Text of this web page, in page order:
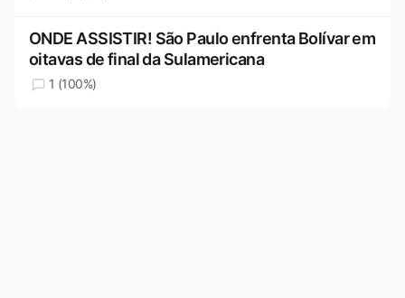
ONDE ASSISTIR! São Paulo enfrenta Bolívar em
oitavas de final da Sulamericana
1 (100%)